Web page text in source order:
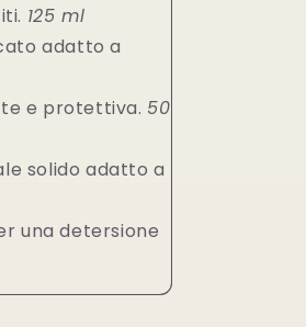
125 ml
adatto a
e protettiva. 50
solido adatto a
una detersione